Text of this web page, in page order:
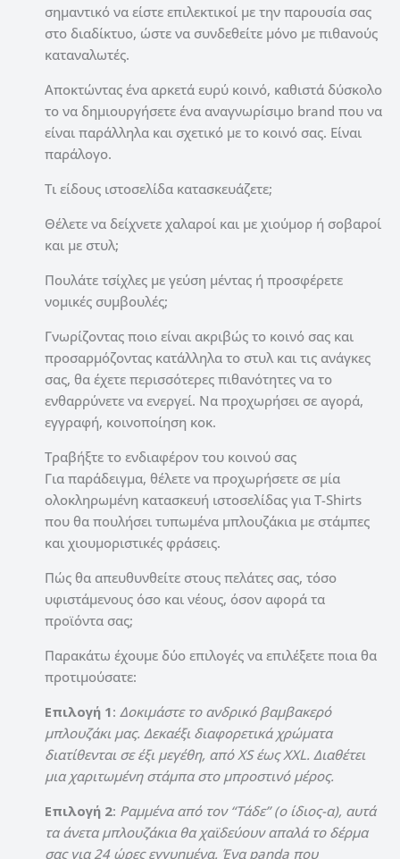
σημαντικό να είστε επιλεκτικοί με την παρουσία σας
στο διαδίκτυο, ώστε να συνδεθείτε μόνο με πιθανούς
καταναλωτές.
Αποκτώντας ένα αρκετά ευρύ κοινό, καθιστά δύσκολο
το να δημιουργήσετε ένα αναγνωρίσιμο brand που να
είναι παράλληλα και σχετικό με το κοινό σας. Είναι
παράλογο.
Τι είδους ιστοσελίδα κατασκευάζετε;
Θέλετε να δείχνετε χαλαροί και με χιούμορ ή σοβαροί
και με στυλ;
Πουλάτε τσίχλες με γεύση μέντας ή προσφέρετε
νομικές συμβουλές;
Γνωρίζοντας ποιο είναι ακριβώς το κοινό σας και
προσαρμόζοντας κατάλληλα το στυλ και τις ανάγκες
σας, θα έχετε περισσότερες πιθανότητες να το
ενθαρρύνετε να ενεργεί. Να προχωρήσει σε αγορά,
εγγραφή, κοινοποίηση κοκ.
Τραβήξτε το ενδιαφέρον του κοινού σας
Για παράδειγμα, θέλετε να προχωρήσετε σε μία
ολοκληρωμένη κατασκευή ιστοσελίδας για T-Shirts
που θα πουλήσει τυπωμένα μπλουζάκια με στάμπες
και χιουμοριστικές φράσεις.
Πώς θα απευθυνθείτε στους πελάτες σας, τόσο
υφιστάμενους όσο και νέους, όσον αφορά τα
προϊόντα σας;
Παρακάτω έχουμε δύο επιλογές να επιλέξετε ποια θα
προτιμούσατε:
Επιλογή 1: Δοκιμάστε το ανδρικό βαμβακερό
μπλουζάκι μας. Δεκαέξι διαφορετικά χρώματα
διατίθενται σε έξι μεγέθη, από XS έως XXL. Διαθέτει
μια χαριτωμένη στάμπα στο μπροστινό μέρος.
Επιλογή 2: Ραμμένα από τον “Τάδε” (ο ίδιος-α), αυτά
τα άνετα μπλουζάκια θα χαϊδεύουν απαλά το δέρμα
σας για 24 ώρες εγγυημένα. Ένα panda που